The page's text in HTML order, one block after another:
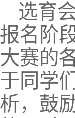
选育
报名阶
大赛的
于同学
析，鼓